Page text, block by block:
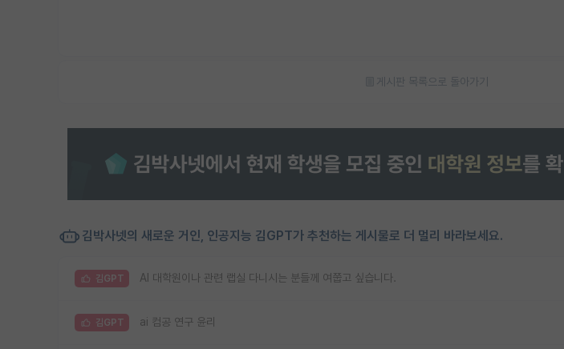
게시판 목록으로 돌아가기
김박사넷의 새로운 거인, 인공지능 김GPT가 추천하는 게시물로 더 멀리 바라보세요.
김GPT AI 대학원이나 관련 랩실 다니시는 분들께 여쭙고 싶습니다.
김GPT ai 컴공 연구 윤리